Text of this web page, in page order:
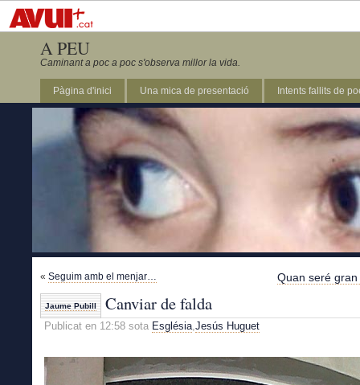
A PEU
Caminant a poc a poc s'observa millor la vida.
Pàgina d'inici Una mica de presentació Intents fallits de
« Seguim amb el menjar… Quan seré
Jaume Pubill Canviar de falda
Publicat en 12:58 sota Església,Jesús Huguet